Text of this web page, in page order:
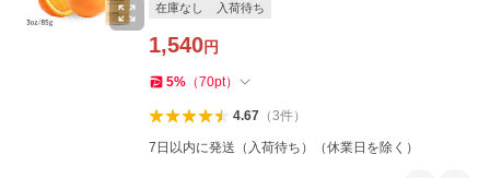
在庫なし 入荷待ち
1,540円
5% （70pt）
4.67（3件）
7日以内に発送（入荷待ち）（休業日を除く）